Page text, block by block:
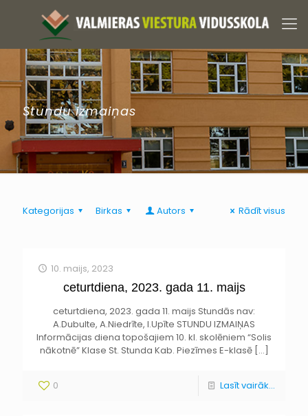
Stundu izmaiņas
Kategorijas Birkas Autors Rādīt visus
10. maijs, 2023
ceturtdiena, 2023. gada 11. maijs
ceturtdiena, 2023. gada 11. maijs Stundās nav:
A.Dubulte, A.Niedrīte, I.Upīte STUNDU IZMAIŅAS
Informācijas diena topošajiem 10. kl. skolēniem “Solis
nākotnē” Klase St. Stunda Kab. Piezīmes E-klasē[…]
0 Lasīt vairāk...